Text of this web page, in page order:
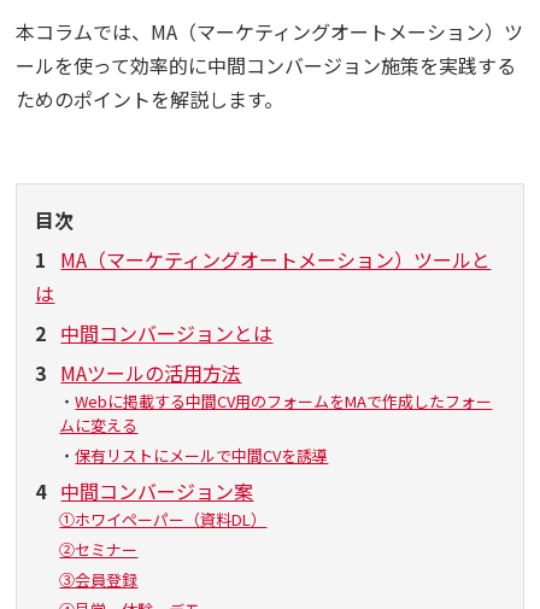
本コラムでは、MA（マーケティングオートメーション）ツ
ールを使って効率的に中間コンバージョン施策を実践する
ためのポイントを解説します。
目次
1 MA（マーケティングオートメーション）ツールと
は
2 中間コンバージョンとは
3 MAツールの活用方法
・Webに掲載する中間CV用のフォームをMAで作成したフォー
ムに変える
・保有リストにメールで中間CVを誘導
4 中間コンバージョン案
①ホワイペーパー（資料DL）
②セミナー
③会員登録